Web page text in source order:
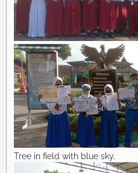
Tree in field with blue sky.